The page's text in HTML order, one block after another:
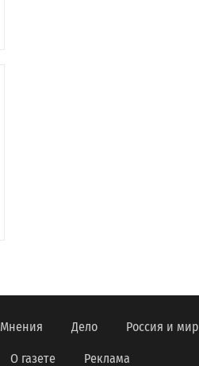
Мнения Дело Россия и мир
О газете Реклама